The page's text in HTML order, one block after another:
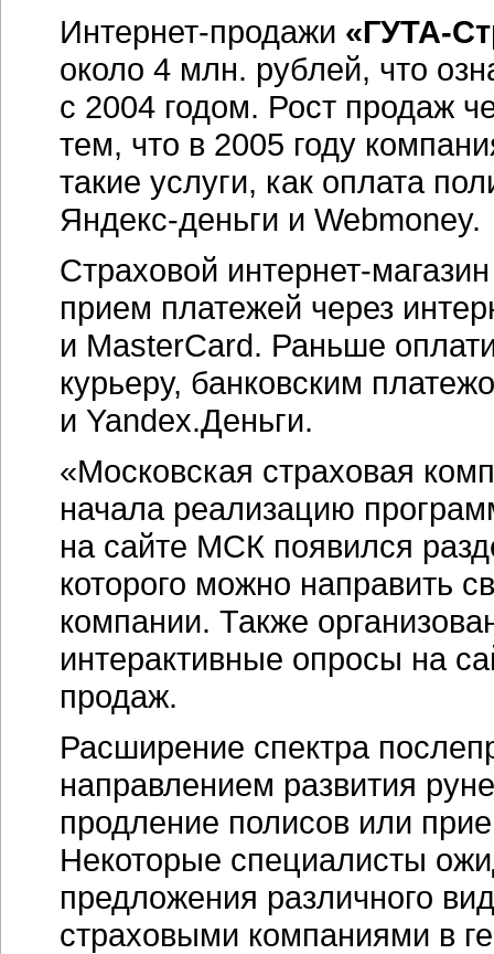
Интернет-продажи «ГУТА-
около 4 млн. рублей, что
с 2004 годом. Рост продаж
тем, что в 2005 году
такие услуги, как оплата
Яндекс-деньги и Webmoney.
Страховой интернет-магазин
прием платежей через
и MasterCard. Раньше
курьеру, банковским
и Yandex.Деньги.
«Московская страховая
начала реализацию
на сайте МСК появился
которого можно направить
компании. Также
интерактивные опросы на
продаж.
Расширение спектра
направлением развития
продление полисов или
Некоторые специалисты
предложения различного
страховыми компаниями в